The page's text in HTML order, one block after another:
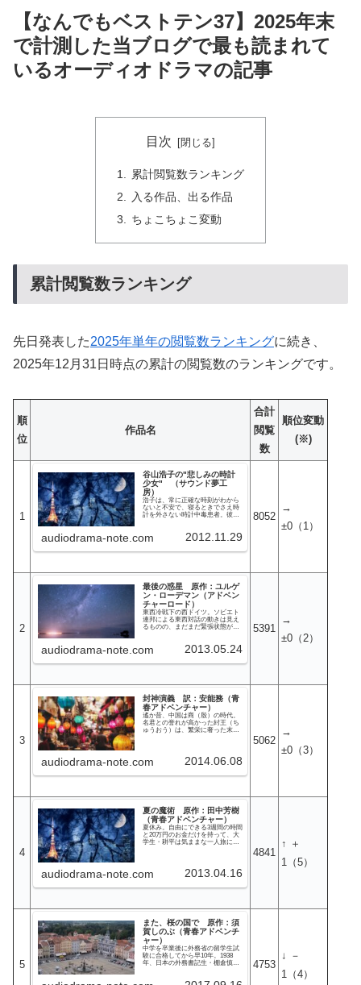
【なんでもベストテン37】2025年末
で計測した当ブログで最も読まれて
いるオーディオドラマの記事
目次
累計閲覧数ランキング
入る作品、出る作品
ちょこちょこ変動
累計閲覧数ランキング
先日発表した2025年単年の閲覧数ランキングに続き、
2025年12月31日時点の累計の閲覧数のランキングです。
順
位
作品名
合計
閲覧
数
順位変動
(※)
1
谷山浩子の"悲しみの時計
少女" （サウンド夢工
房）
浩子は、常に正確な時刻がわから
ないと不安で、寝るときでさえ時
計を外さない時計中毒患者。彼か
あげく、思い出の喫茶店でふたり
を待ち構えている。そこに浩子の
彼を名乗る男が現れたが、彼は浩
男」（さかなおとこ）だった。魚
れた彼の新しい彼女をみて一層驚
く。彼女は顔が時計の文字盤（ち
なみにインデックスはローマ数
字。ただし針はない。）の「時計
少女」だったのだ。しかし、時計
少女と話しているうちに彼女の家
であるという「時計屋敷」に興味
時計屋敷を尋ねることになった…
audiodrama-note.com 2012.11.29
8052
→
±0 （1）
2
最後の惑星 原作：ユルゲ
ン・ローデマン（アドベン
チャーロード）
東西冷戦下の西ドイツ。ソビエト
連邦による東西対話の動きは見え
るものの、まだまだ緊張状態が続
リカ合衆国が世界初の有人火星探
査を計画し、イギリス・西ドイツ
などの西側ヨーロッパ諸国からも
レーマンはこの千載一遇のチャン
に相談する。応募条件は、宇宙工
学と宇宙物理学をはじめとする諸
分野に詳しく、若く運動神経も良
い人間という厳しいもの。しかし
楽天家のレーマンは密かに合格す
る自信があり、息子も大賛成して
くれた。火星探査計画への参加に
向けて動き出したレーマンだが、
になる。
audiodrama-note.com 2013.05.24
5391
→
±0 （2）
3
封神演義 訳：安能務（青
春アドベンチャー）
遙か昔、中国は商（殷）の時代。
名君との誉れが高かった紂王（ち
ゅうおう）は、繁栄に奢った末
交代期の騒乱に便乗し、かねてか
ら計画していた仙界及び人界の大
界上層部は修行中の姜子牙を強制
的に下山させ、人界の争いに介入
させていく。心ならずも仙界の陰
謀の一端を担ぐことになってしま
った姜子牙は、それでも混乱と犠
牲を最小限度に食い止めるために
動き出すのだが…これは、中国史
知られることになる、中国史上最
物語である。
audiodrama-note.com 2014.06.08
5062
→
±0 （3）
4
夏の魔術 原作：田中芳樹
（青春アドベンチャー）
夏休み。自由にできる3週間の時間
と20万円のお金だけを持って、大
学生・耕平は気ままな一人旅に出
わびる耕平と来夢だが、ようやく
目の前に現れた列車は、観光地で
得ずその列車に乗車する。しか
し、列車はいつしかどことも知れ
ない漆黒の暗闇に突入し、不思議
なトンネルを通りつつ、無停車
で、しかも、あり得ないほど真っ
直ぐにばく進を続ける。また、来
夢も夢にうなされたかのような奇
audiodrama-note.com 2013.04.16
4841
↑ ＋
1
（5）
5
また、桜の国で 原作：須
賀しのぶ（青春アドベンチ
ャー）
中学を卒業後に外務省の留学生試
験に合格してから早10年。1938
年、日本の外務書記生・棚倉慎
4753
↓ －
1
（4）